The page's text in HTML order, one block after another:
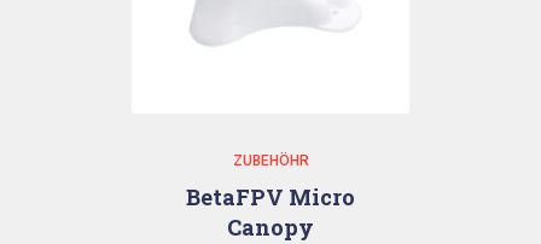
ZUBEHÖHR
BetaFPV Micro
Canopy